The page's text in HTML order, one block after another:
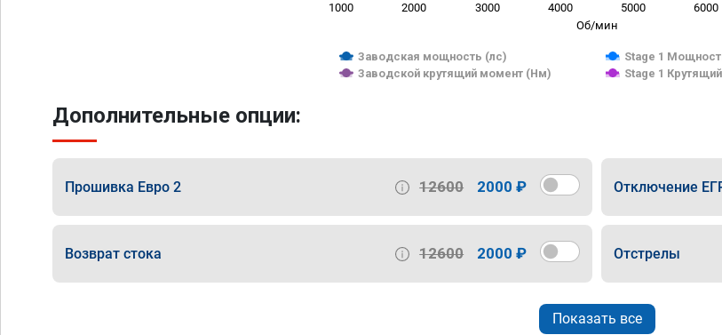
Об/мин
Заводская мощность (лс)
Stage 1
Заводской крутящий момент (Нм)
Stage 1
1000 2000 3000 4000 5000 6000
Дополнительные опции:
Прошивка Евро 2 12600 2000 ₽ Отключение
Возврат стока 12600 2000 ₽ Отстрелы
Показать все